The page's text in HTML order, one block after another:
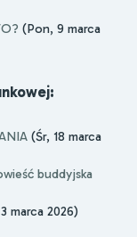
(Pon, 9 marca
(Śr, 18 marca
buddyjska
marca 2026)